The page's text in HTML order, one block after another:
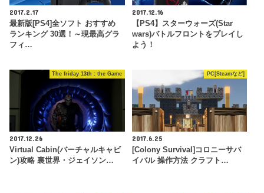
2017.2.17
最新版[PS4]全ソフト おすすめ
ランキング 30選！～現最高グラ
フィ…
2017.12.16
【PS4】スターウォーズ(Star
wars)バトルフロントをプレイし
よう！
The friday 13th : the Game
2017.12.26
Virtual Cabin(バーチャルキャビ
ン)攻略 裏世界・ジェイソン…
PC[Steamなど]
2017.6.25
[Colony Survival]コロニーサバ
イバル 操作方法 クラフト…